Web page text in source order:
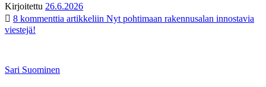
Kirjoitettu 26.6.2026
8 kommenttia artikkeliin Nyt pohtimaan rakennusalan innostavia
viestejä!
Sari Suominen